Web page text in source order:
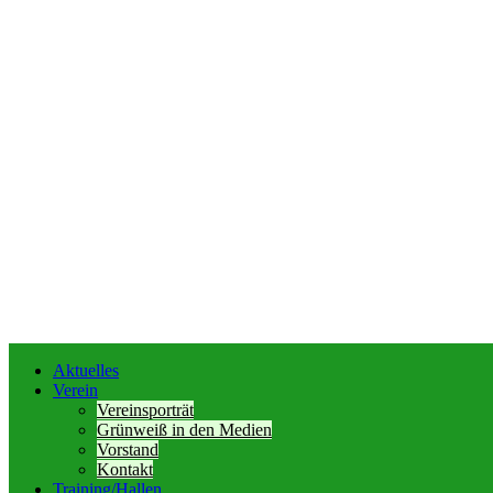
Aktuelles
Verein
Vereinsporträt
Grünweiß in den Medien
Vorstand
Kontakt
Training/Hallen